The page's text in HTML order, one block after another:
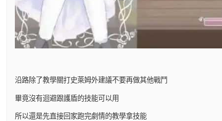
沿路除了教學關打史萊姆外建議不要再做其他戰鬥
畢竟沒有迴避跟護盾的技能可以用
所以還是先直接回家跑完劇情的教學拿技能